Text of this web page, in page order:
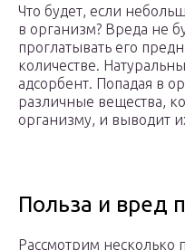
Что будет, если
в организм? Вреда не
проглатывать его
количестве.
адсорбент. Попадая в
различные вещества,
организму, и выводит
Польза и вред
Рассмотрим несколько